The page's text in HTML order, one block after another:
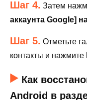
Шаг 4. Затем
аккаунта Google]
Шаг 5. Отметьте
контакты и нажмите
Как
Android в